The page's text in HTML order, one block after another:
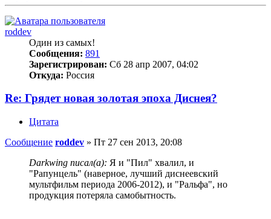
roddev
Один из самых!
Сообщения: 891
Зарегистрирован: Сб 28 апр 2007, 04:02
Откуда: Россия
Re: Грядет новая золотая эпоха Диснея?
Цитата
Сообщение roddev » Пт 27 сен 2013, 20:08
Darkwing писал(а): Я и "Пил" хвалил, и
"Рапунцель" (наверное, лучший диснеевский
мультфильм периода 2006-2012), и "Ральфа", но
продукция потеряла самобытность.